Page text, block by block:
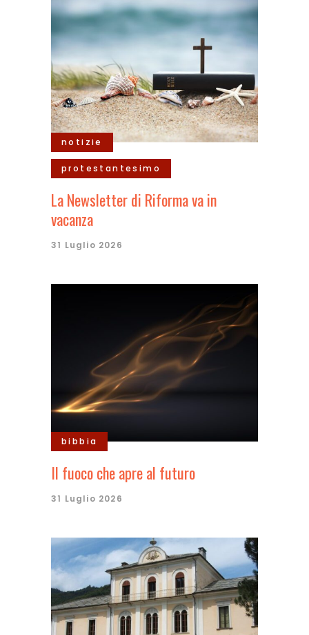
notizie
protestantesimo
La Newsletter di Riforma va in
vacanza
31 Luglio 2026
bibbia
Il fuoco che apre al futuro
31 Luglio 2026